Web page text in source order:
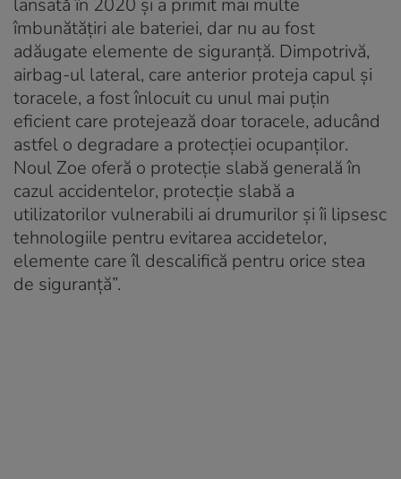
îmbunătățiri ale bateriei, dar nu au fost
adăugate elemente de siguranță. Dimpotrivă,
airbag-ul lateral, care anterior proteja capul și
toracele, a fost înlocuit cu unul mai puțin
eficient care protejează doar toracele, aducând
astfel o degradare a protecției ocupanților.
Noul Zoe oferă o protecție slabă generală în
cazul accidentelor, protecție slabă a
utilizatorilor vulnerabili ai drumurilor și îi lipsesc
tehnologiile pentru evitarea accidetelor,
elemente care îl descalifică pentru orice stea
de siguranță”.